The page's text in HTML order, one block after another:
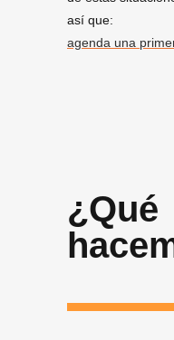
así que:
agenda una
¿Qué